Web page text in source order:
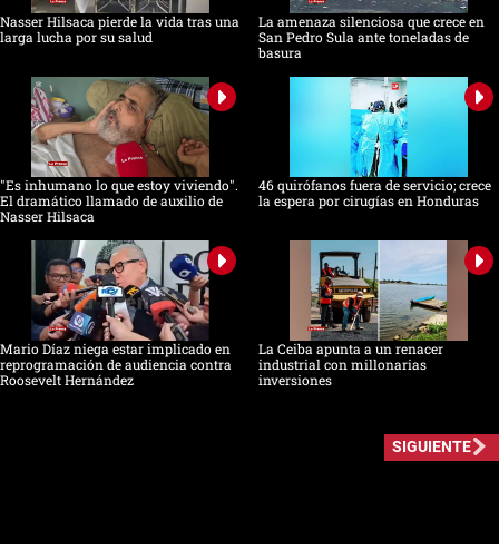
Nasser Hilsaca pierde la vida tras una
larga lucha por su salud
La amenaza silenciosa que crece en
San Pedro Sula ante toneladas de
basura
"Es inhumano lo que estoy viviendo".
El dramático llamado de auxilio de
Nasser Hilsaca
46 quirófanos fuera de servicio; crece
la espera por cirugías en Honduras
Mario Díaz niega estar implicado en
reprogramación de audiencia contra
Roosevelt Hernández
La Ceiba apunta a un renacer
industrial con millonarias
inversiones
SIGUIENTE